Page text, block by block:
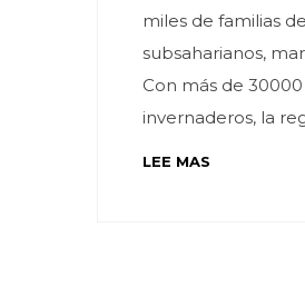
miles de familias
subsaharianos,
Con más de
invernaderos, la
LEE MAS